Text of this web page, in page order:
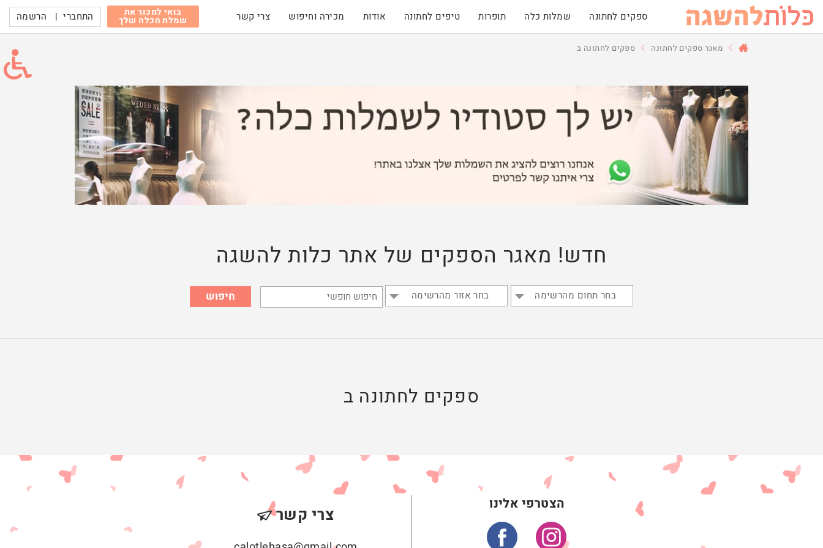
ספקים לחתונה שמלות כלה תופרות טיפים לחתונה אודות מכירה וחיפוש צרי קשר בואי למכור את
שמלת הכלה שלך התחברי | הרשמה
מאגר ספקים לחתונה ספקים לחתונה ב
חדש! מאגר הספקים של אתר כלות להשגה
בחר תחום מהרשימה בחר אזור מהרשימה חיפוש
ספקים לחתונה ב
הצטרפי אלינו
צרי קשר